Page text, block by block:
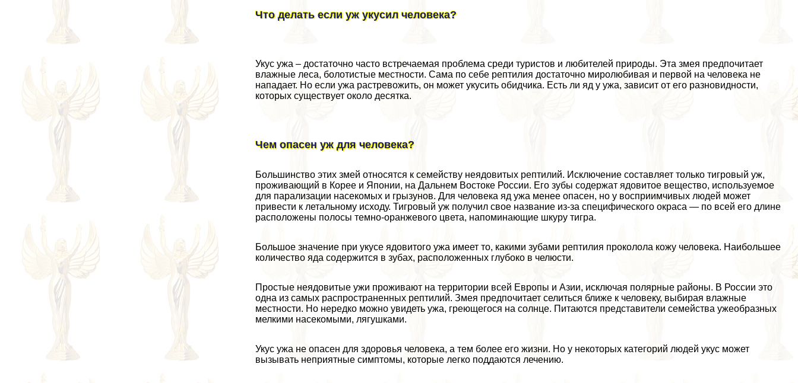
Что делать если уж укусил человека?
Укус ужа – достаточно часто встречаемая проблема среди туристов и любителей природы. Эта змея предпочитает
влажные леса, болотистые местности. Сама по себе рептилия достаточно миролюбивая и первой на человека не
нападает. Но если ужа растревожить, он может укусить обидчика. Есть ли яд у ужа, зависит от его разновидности,
которых существует около десятка.
Чем опасен уж для человека?
Большинство этих змей относятся к семейству неядовитых рептилий. Исключение составляет только тигровый уж,
проживающий в Корее и Японии, на Дальнем Востоке России. Его зубы содержат ядовитое вещество, используемое
для парализации насекомых и грызунов. Для человека яд ужа менее опасен, но у восприимчивых людей может
привести к летальному исходу. Тигровый уж получил свое название из-за специфического окраса — по всей его длине
расположены полосы темно-оранжевого цвета, напоминающие шкуру тигра.
Большое значение при укусе ядовитого ужа имеет то, какими зубами рептилия проколола кожу человека. Наибольшее
количество яда содержится в зубах, расположенных глубоко в челюсти.
Простые неядовитые ужи проживают на территории всей Европы и Азии, исключая полярные районы. В России это
одна из самых распространенных рептилий. Змея предпочитает селиться ближе к человеку, выбирая влажные
местности. Но нередко можно увидеть ужа, греющегося на солнце. Питаются представители семейства ужеобразных
мелкими насекомыми, лягушками.
Укус ужа не опасен для здоровья человека, а тем более его жизни. Но у некоторых категорий людей укус может
вызывать неприятные симптомы, которые легко поддаются лечению.